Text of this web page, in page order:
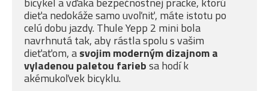
dieťa nedokáže samo uvoľniť, máte istotu po
celú dobu jazdy. Thule Yepp 2 mini bola
navrhnutá tak, aby rástla spolu s vašim
dieťaťom, asvojim moderným dizajnom a
vyladenou paletou fariebsa hodí k
akémukoľvek bicyklu.